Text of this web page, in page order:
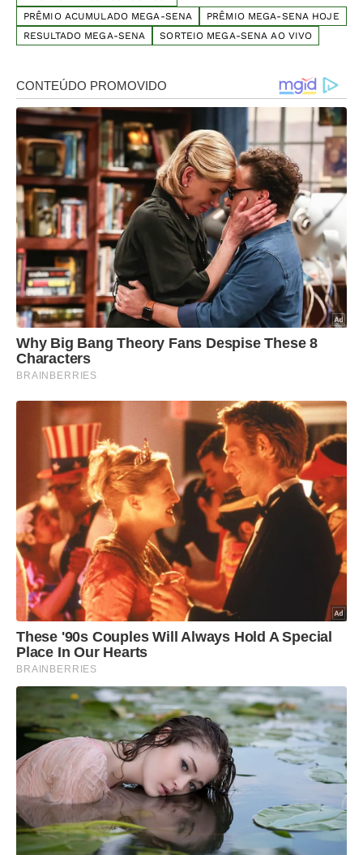
PRÊMIO ACUMULADO MEGA-SENA
PRÊMIO MEGA-SENA HOJE
RESULTADO MEGA-SENA
SORTEIO MEGA-SENA AO VIVO